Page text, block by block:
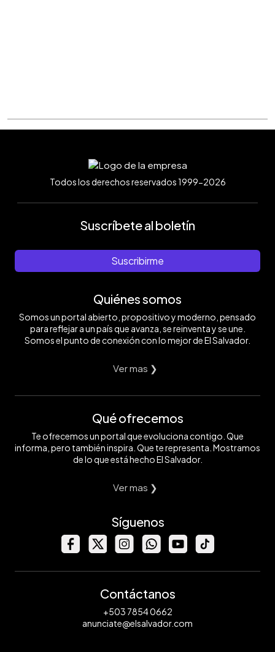
Todos los derechos reservados 1999-2026
Suscríbete al boletín
Suscribirme
Quiénes somos
Somos un portal abierto, propositivo y moderno, pensado
para reflejar a un país que avanza, se reinventa y se une.
Somos el punto de conexión con lo mejor de El Salvador.
Ver mas ❯
Qué ofrecemos
Te ofrecemos un portal que evoluciona contigo. Que
informa, pero también inspira. Que te representa. Mostramos
de lo que está hecho El Salvador.
Ver mas ❯
Síguenos
Contáctanos
+503 7854 0662
anunciate@elsalvador.com